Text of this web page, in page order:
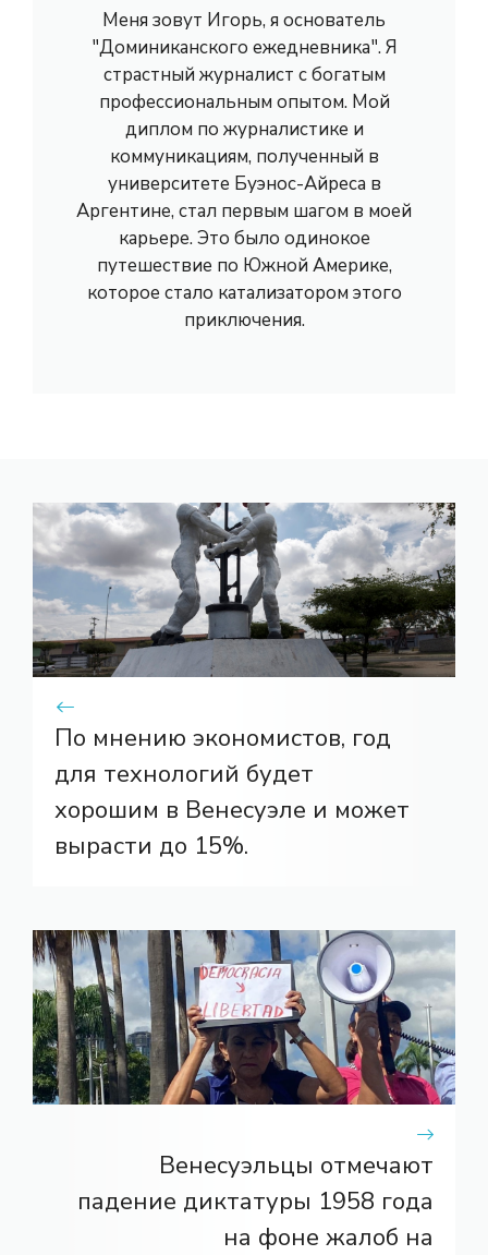
Меня зовут Игорь, я основатель
"Доминиканского ежедневника". Я
страстный журналист с богатым
профессиональным опытом. Мой
диплом по журналистике и
коммуникациям, полученный в
университете Буэнос-Айреса в
Аргентине, стал первым шагом в моей
карьере. Это было одинокое
путешествие по Южной Америке,
которое стало катализатором этого
приключения.
По мнению экономистов, год
для технологий будет
хорошим в Венесуэле и может
вырасти до 15%.
Венесуэльцы отмечают
падение диктатуры 1958 года
на фоне жалоб на